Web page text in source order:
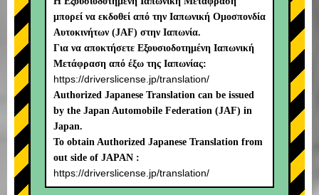
μπορεί να εκδοθεί από την Ιαπωνική Ομοσπονδία
Αυτοκινήτων (JAF) στην Ιαπωνία.
Για να αποκτήσετε Εξουσιοδοτημένη Ιαπωνική
Μετάφραση από έξω της Ιαπωνίας:
https://driverslicense.jp/translation/
Authorized Japanese Translation can be issued
by the Japan Automobile Federation (JAF) in
Japan.
To obtain Authorized Japanese Translation from
out side of JAPAN :
https://driverslicense.jp/translation/